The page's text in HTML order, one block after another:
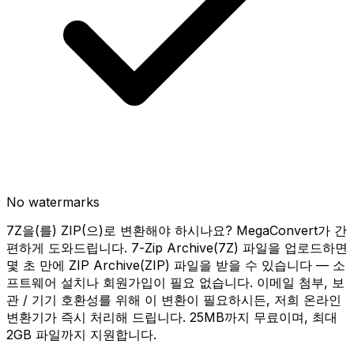
No watermarks
7Z을(를) ZIP(으)로 변환해야 하시나요? MegaConvert가 간
편하게 도와드립니다. 7-Zip Archive(7Z) 파일을 업로드하면
몇 초 만에 ZIP Archive(ZIP) 파일을 받을 수 있습니다 — 소
프트웨어 설치나 회원가입이 필요 없습니다. 이메일 첨부, 보
관 / 기기 호환성를 위해 이 변환이 필요하시든, 저희 온라인
변환기가 즉시 처리해 드립니다. 25MB까지 무료이며, 최대
2GB 파일까지 지원합니다.